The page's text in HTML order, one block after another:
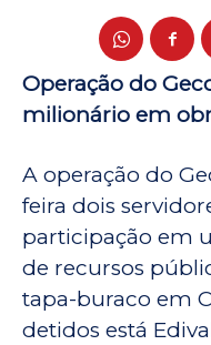
Operação do
milionário em
A operação do
feira dois
participação em
de recursos
tapa-buraco em
detidos está